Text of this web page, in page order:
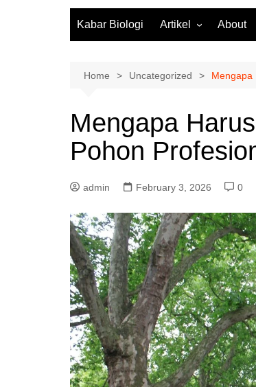
Kabar Biologi Artikel
Biologi Molekuler
Zoologi
Botani
Ekosistem
Biologi SMA
About
Home Uncategorized Mengapa
Mengapa
Pohon
admin February 3, 2026 0